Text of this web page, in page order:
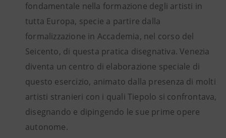
fondamentale nella formazione degli artisti in
tutta Europa, specie a partire dalla
formalizzazione in Accademia, nel corso del
Seicento, di questa pratica disegnativa. Venezia
diventa un centro di elaborazione speciale di
questo esercizio, animato dalla presenza di molti
artisti stranieri con i quali Tiepolo si confrontava,
disegnando e dipingendo le sue prime opere
autonome.